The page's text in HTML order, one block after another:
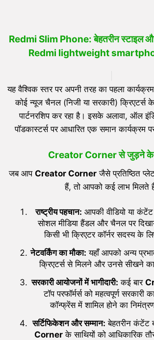
Redmi Slim Phone: बेहतरीन स्टाइल और
Redmi lightweight
यह वैश्विक स्तर पर अपनी तरह का पहला
कोई न्यूज चैनल (निजी या सरकारी) क्रिएटर्स
पार्टनरशिप कर रहा है। इसके अलावा, ऑल
पॉडकास्टर्स पर आधारित एक समान कार्यक्रम
Creator Corner से जुड़ने के
जब आप Creator Cornerजैसे प्रतिष्ठित
हैं, तो आपको कई लाभ मिलते
राष्ट्रीय पहचान: आपकी वीडियो या
सोशल मीडिया हैंडल और चैनल पर
किसी भी क्रिएटर कॉर्नर सदस्य के
नेटवर्किंग का मौका: यहाँ आपको अन्य
क्रिएटर्स से मिलने और उनसे सीखने
सरकारी आयोजनों में भागीदारी: कई बार
टॉप परफॉर्मर्स को महत्वपूर्ण सरकारी
कॉन्फ्रेंस में शामिल होने का
सर्टिफिकेशन और सम्मान: बेहतरीन कंटेंट
Cornerके साथियों को आधिकारिक